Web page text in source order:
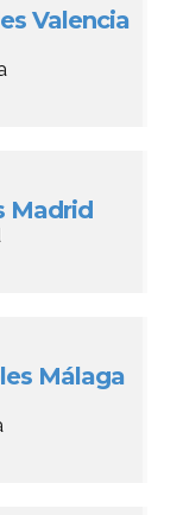
Valencia
Madrid
Málaga